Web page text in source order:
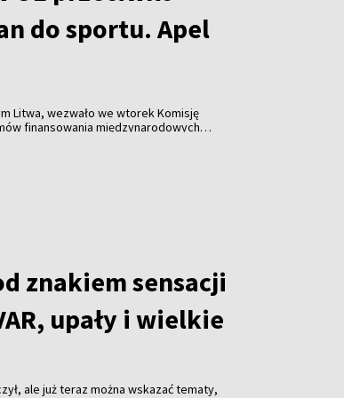
do sportu. Apel
Litwa, wezwało we wtorek Komisję
finansowania międzynarodowych
znakiem sensacji
upały i wielkie
ale już teraz można wskazać tematy,